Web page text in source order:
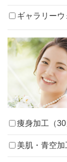
ギャラリーウ
痩身加工（30
美肌・青空加